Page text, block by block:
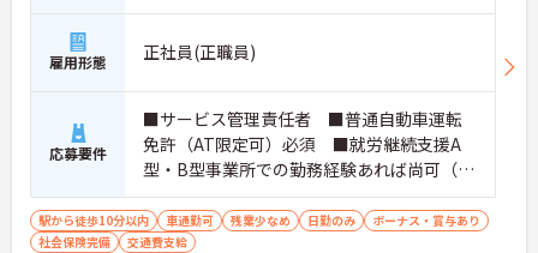
雇用形態 正社員(正職員)
応募要件
■サービス管理責任者 ■普通自動車運転
免許（AT限定可）必須 ■就労継続支援A
型・B型事業所での勤務経験あれば尚可（未
経験でも可）
駅から徒歩10分以内 車通勤可 残業少なめ 日勤のみ
ボーナス・賞与あり
社会保険完備
交通費支給